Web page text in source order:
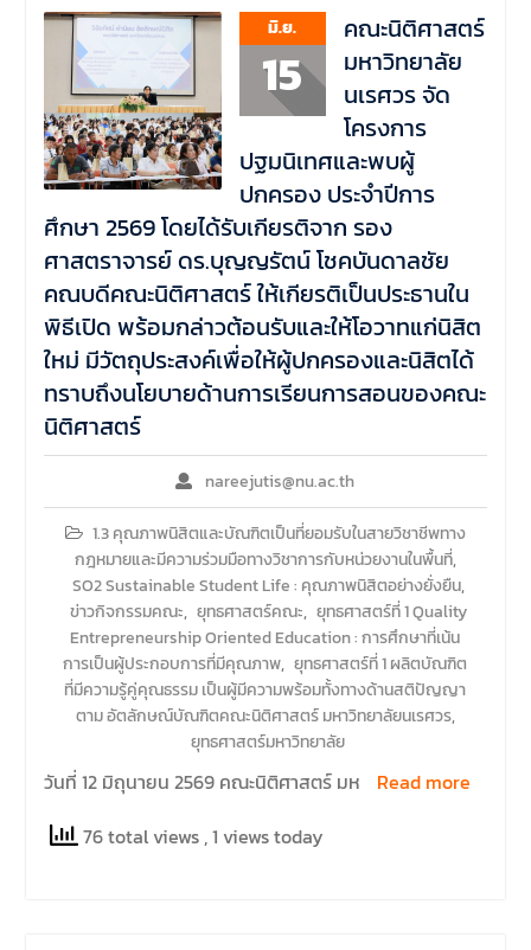
นิติศาสตร์
รองศาสตราจารย์ ดร.บุญญ
รัตน์ โชคบันดาลชัย คณบดี
คณะนิติศาสตร์ เป็นประธานที่
ประชุมผู้บริหารคณะพบ
บุคลากรคณะนิติศาสตร์ เพื่อ
เป็นการเตรียมพร้อมก่อนเปิด
ภาคเรียนต้น ปีการศึกษา 2569
พร้อมด้วยรองคณบดีทุกฝ่าย
เข้าร่วมแจ้งนโยบายแนวทาง
การบริหารงานในแต่ละด้านของ
คณะ รวมทั้งการเตรียมความ
พร้อมการจัดการเรียนการสอน
รายวิชาวิจัยทางกฎหมาย และ
รายวิชาตรรกศาสตร์และการ
เขียนในทางนิติศาสตร์ ณ ห้อง
ประชุมชั้น 3 อาคารคณะ
นิติศาสตร์ มหาวิทยาลัยนเรศวร
มิ.ย.
15
คณะนิติศาสตร์
มหาวิทยาลัย
นเรศวร จัด
โครงการ
ปฐมนิเทศและพบผู้
ปกครอง ประจำปีการ
ศึกษา 2569 โดยได้รับเกียรติจาก รอง
ศาสตราจารย์ ดร.บุญญรัตน์ โชคบันดาลชัย
คณบดีคณะนิติศาสตร์ ให้เกียรติเป็นประธานใน
พิธีเปิด พร้อมกล่าวต้อนรับและให้โอวาทแก่นิสิต
ใหม่ มีวัตถุประสงค์เพื่อให้ผู้ปกครองและนิสิตได้
ทราบถึงนโยบายด้านการเรียนการสอนของคณะ
นิติศาสตร์
nareejutis@nu.ac.th
1.3 คุณภาพนิสิตและบัณฑิตเป็นที่ยอมรับในสายวิชาชีพทาง
กฎหมายและมีความร่วมมือทางวิชาการกับหน่วยงานในพื้นที่,
SO2 Sustainable Student Life : คุณภาพนิสิตอย่างยั่งยืน,
ข่าวกิจกรรมคณะ, ยุทธศาสตร์คณะ, ยุทธศาสตร์ที่ 1 Quality
Entrepreneurship Oriented Education : การศึกษาที่เน้น
การเป็นผู้ประกอบการที่มีคุณภาพ, ยุทธศาสตร์ที่ 1 ผลิตบัณฑิต
ที่มีความรู้คู่คุณธรรม เป็นผู้มีความพร้อมทั้งทางด้านสติปัญญา
ตาม อัตลักษณ์บัณฑิตคณะนิติศาสตร์ มหาวิทยาลัยนเรศวร,
ยุทธศาสตร์มหาวิทยาลัย
วันที่ 12 มิถุนายน 2569 คณะนิติศาสตร์ มห
Read more
76 total views , 1 views today